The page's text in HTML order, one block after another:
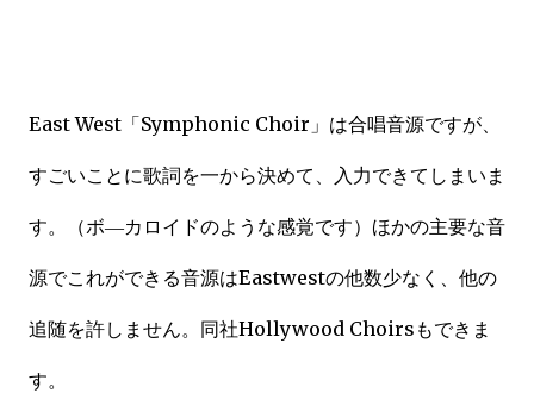
East West「Symphonic Choir」は合唱音源ですが、
すごいことに歌詞を一から決めて、入力できてしまいま
す。（ボ―カロイドのような感覚です）ほかの主要な音
源でこれができる音源はEastwestの他数少なく、他の
追随を許しません。同社Hollywood Choirsもできま
す。